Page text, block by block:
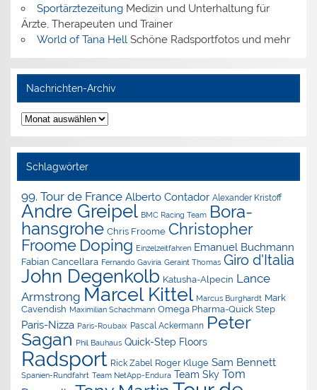
SportärztezeitungMedizin und Unterhaltung für
Ärzte, Therapeuten und Trainer
World of Tana HellSchöne Radsportfotos und mehr
Nachrichten-Archiv
Nachrichten-
Archiv
Schlagwörter
99. Tour de France Alberto Contador Alexander Kristoff
Andre Greipel BMC Racing Team Bora-
hansgrohe Chris Froome Christopher
Froome Doping Einzelzeitfahren Emanuel Buchmann
Fabian Cancellara Fernando Gaviria Geraint Thomas Giro d'Italia
John Degenkolb Katusha-Alpecin Lance
Armstrong Marcel Kittel Marcus Burghardt Mark
Cavendish Maximilian Schachmann Omega Pharma-Quick Step
Paris-Nizza Paris-Roubaix Pascal Ackermann Peter
Sagan Phil Bauhaus Quick-Step Floors
Radsport Rick Zabel Roger Kluge Sam Bennett
Spanien-Rundfahrt Team NetApp-Endura Team Sky Tom